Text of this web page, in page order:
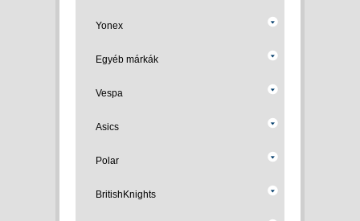
Yonex
Egyéb márkák
Vespa
Asics
Polar
BritishKnights